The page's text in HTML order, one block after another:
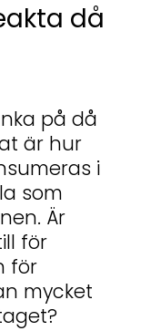
då
på då
är hur
i
som
Är
för
för
mycket